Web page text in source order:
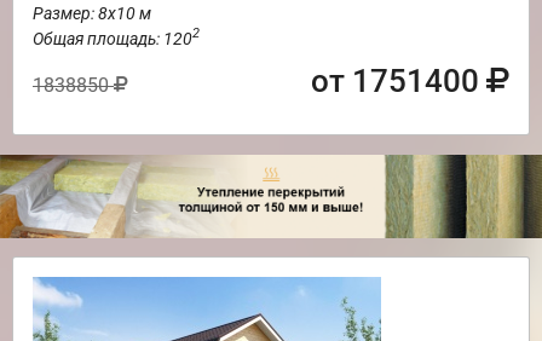
Размер: 8х10 м
Общая площадь: 1202
1838850 от 1751400